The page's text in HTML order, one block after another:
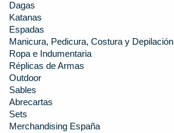
Dagas
Katanas
Espadas
Manicura, Pedicura, Costura y Depilación
Ropa e Indumentaria
Réplicas de Armas
Outdoor
Sables
Abrecartas
Sets
Merchandising España